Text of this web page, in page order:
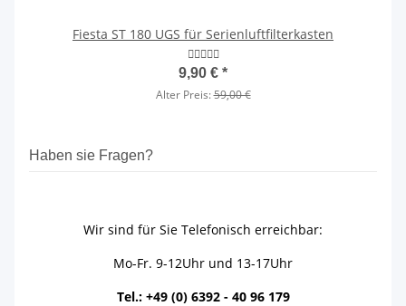
Fiesta ST 180 UGS für Serienluftfilterkasten
9,90 € *
Alter Preis:59,00 €
Haben sie Fragen?
Wir sind für Sie Telefonisch erreichbar:
Mo-Fr. 9-12Uhr und 13-17Uhr
Tel.: +49 (0) 6392 - 40 96 179